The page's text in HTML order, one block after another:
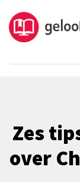
Zes
over